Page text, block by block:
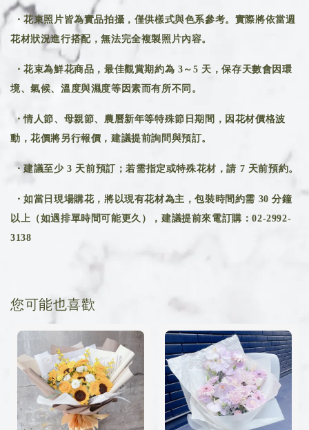
・花束照片皆為實品拍攝，僅供樣式與色系參考。實際將依當週
花材狀況進行搭配，無法完全複製照片內容。
・花束為鮮花商品，最佳觀賞期約為 3～5 天，保存天數會因環
境、氣候、溫度與濕度等因素而有所不同。
・情人節、母親節、農曆新年等特殊節日期間，因花材價格波
動，花價將另行報價，建議提前詢問與預訂。
・建議至少 3 天前預訂；若需指定或特殊花材，請 7 天前預約。
・如當日現場購花，將以現有花材為主，包裝時間約需 30 分鐘
以上（如遇排單時間可能更久），建議提前來電訂購：02-2992-
3138
您可能也喜歡